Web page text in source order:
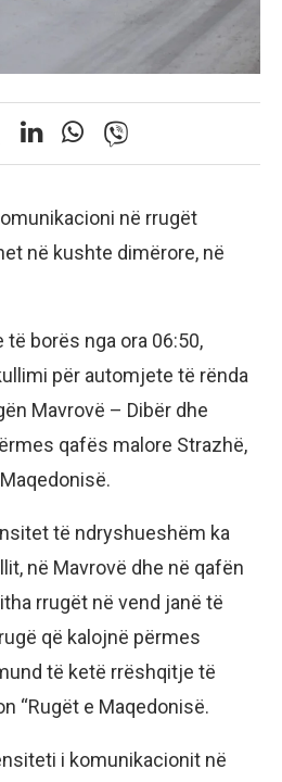
në rrugët
në kushte dimërore, në
borës nga ora 06:50,
për automjete të rënda
Mavrovë – Dibër dhe
qafës malore Strazhë,
të ndryshueshëm ka
në Mavrovë dhe në qafën
rrugët në vend janë të
që kalojnë përmes
të ketë rrëshqitje të
“Rugët e Maqedonisë.
i komunikacionit në